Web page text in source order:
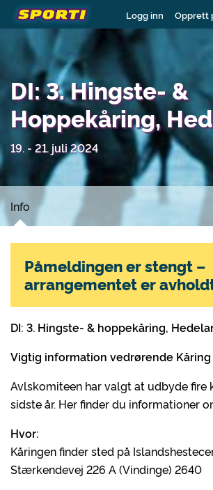
Logg inn Opprett
DI: 3. Hingste- &
Hoppekåring,
19. - 21. juli 2024
Info
DI: 3. Hingste- & hoppekåring,
Vigtig information vedrørende Kåring
Avlskomiteen har valgt at udbyde fire
sidste år. Her finder du informationer
Hvor:
Kåringen finder sted på
Stærkendevej 226 A (Vindinge) 2640
Påmeldingen er stengt –
arrangementet er